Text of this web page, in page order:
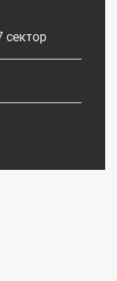
сектор